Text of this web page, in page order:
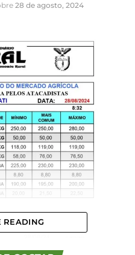
28 de agosto, 2024
READING